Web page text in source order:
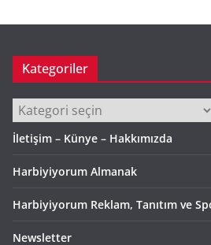
Kategoriler
Kategoriler
İletişim – Künye – Hakkımızda
Harbiyiyorum Almanak
Harbiyiyorum Reklam, Tanıtım ve
Newsletter